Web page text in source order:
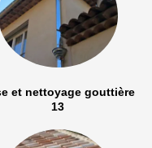
et nettoyage gouttière
13